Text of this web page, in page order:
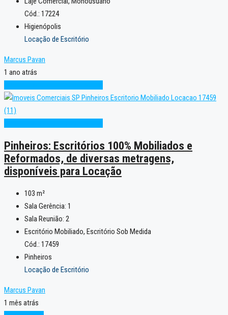
Cód.: 17224
Higienópolis
Locação de Escritório
Marcus Pavan
1 ano atrás
Pinheiros: Escritórios 100% Mobiliados e
Reformados, de diversas metragens,
disponíveis para Locação
103 m²
Sala Gerência: 1
Sala Reunião: 2
Escritório Mobiliado, Escritório Sob Medida
Cód.: 17459
Pinheiros
Locação de Escritório
Marcus Pavan
1 mês atrás